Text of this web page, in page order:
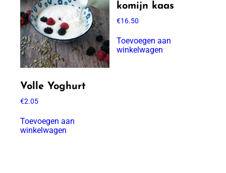
Volle Yoghurt
€2.05
Toevoegen aan
winkelwagen
komijn kaas
€16.50
Toevoegen aan
winkelwagen